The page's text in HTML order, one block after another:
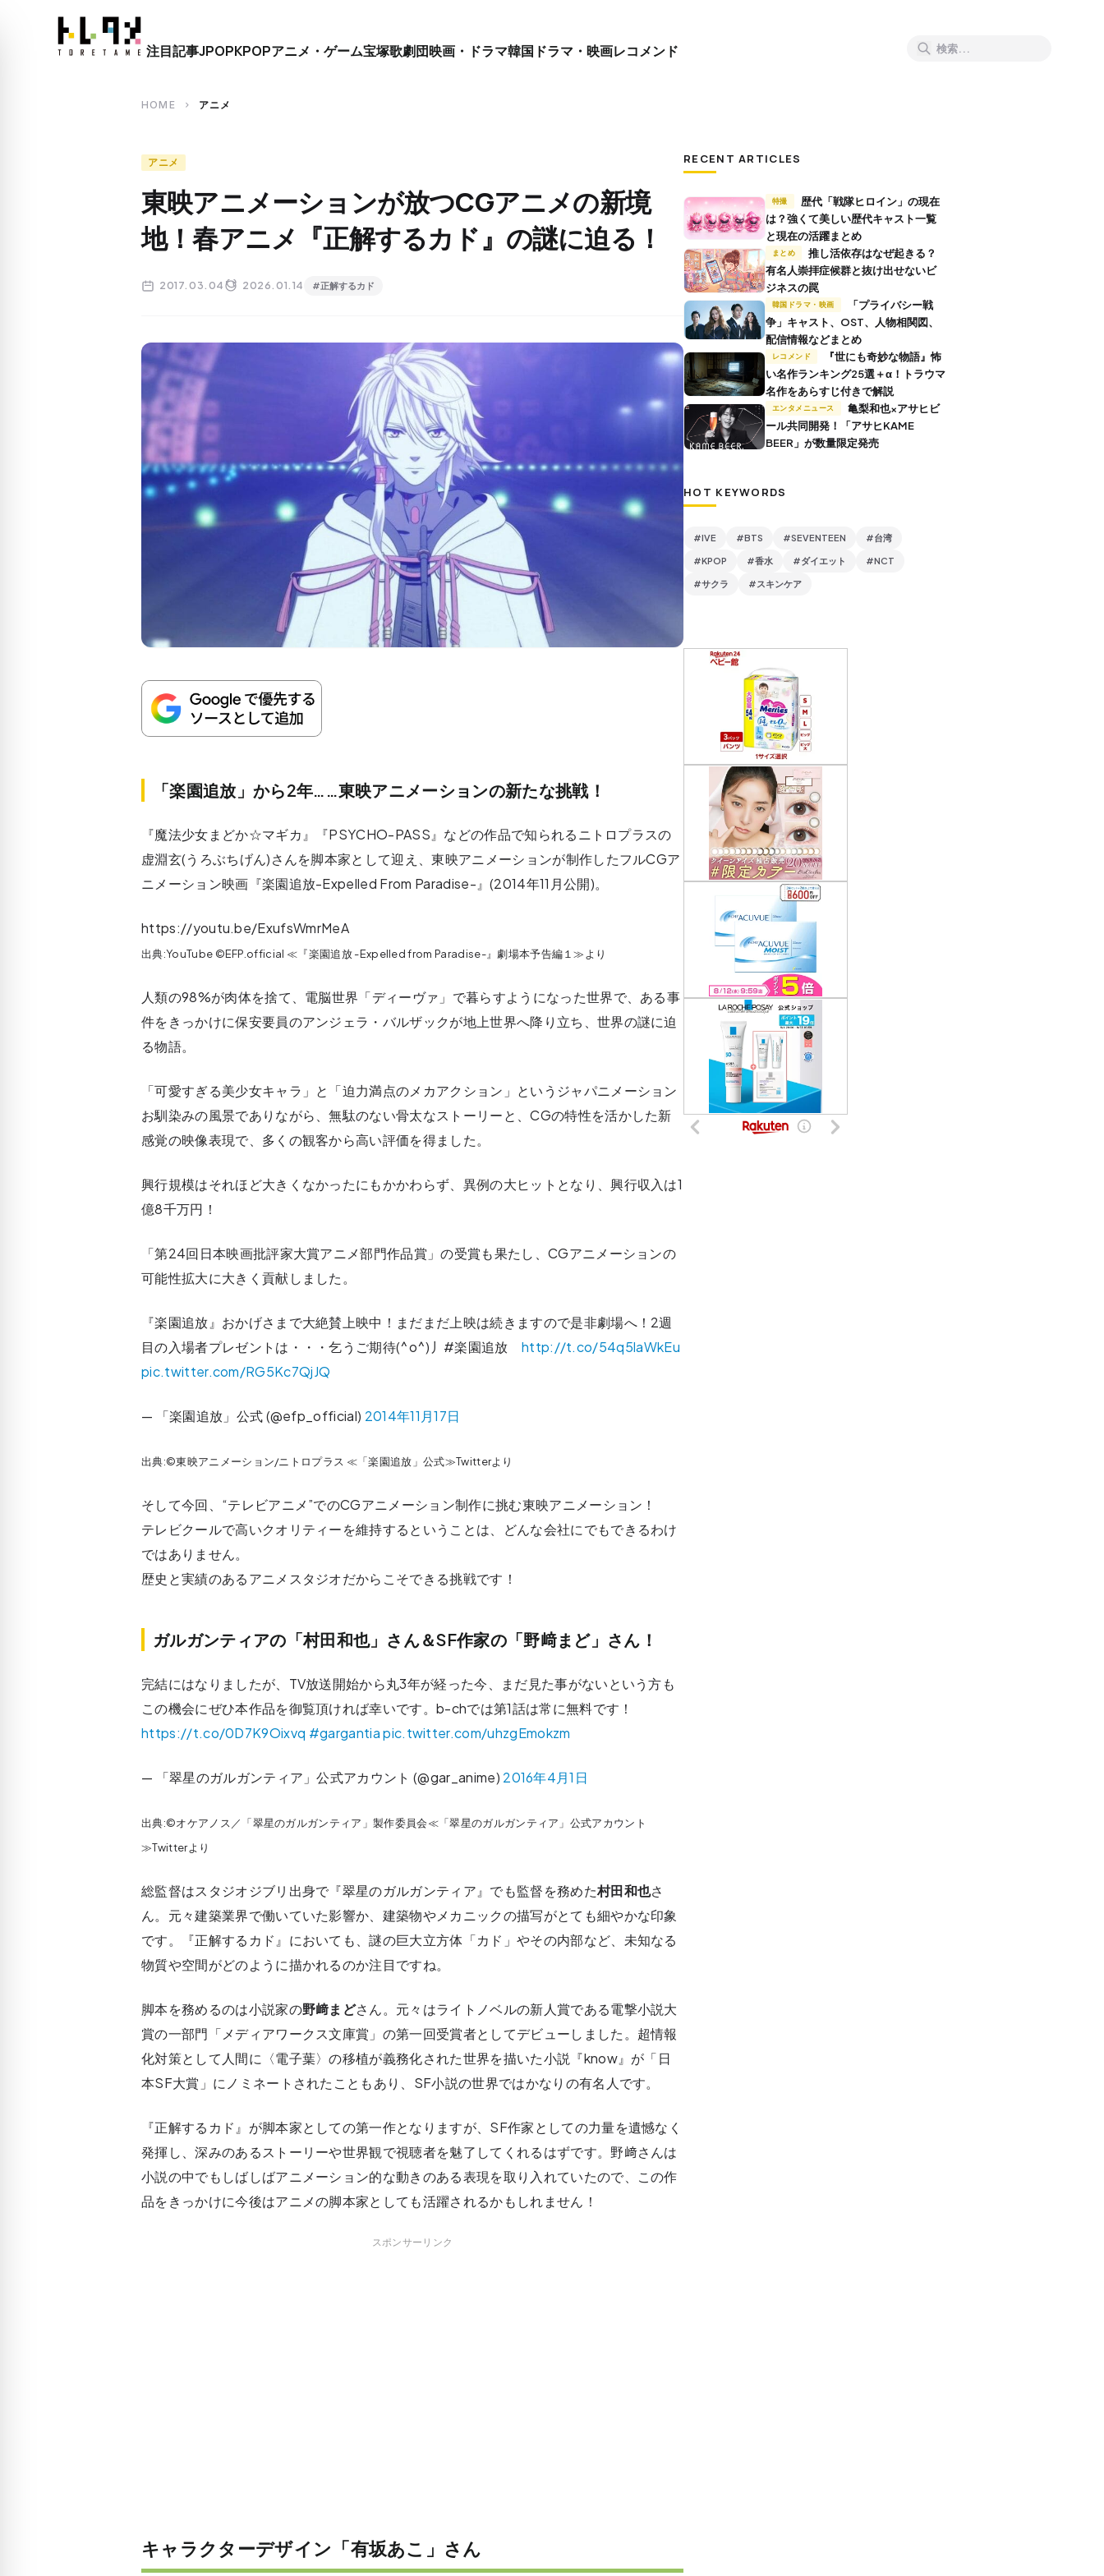
close
注目記事JPOPKPOPアニメ・ゲーム宝塚歌劇団映画・ドラマ韓国ドラマ・映画レコメンド
HOME chevron_right アニメ
アニメ
東映アニメーションが放つCGアニメの新境
地！春アニメ『正解するカド』の謎に迫る！
2017.03.04 2026.01.14 #正解するカド
「楽園追放」から2年……東映アニメーションの新たな挑戦！
『魔法少女まどか☆マギカ』『PSYCHO-PASS』などの作品で知られるニトロプラスの
虚淵玄(うろぶちげん)さんを脚本家として迎え、東映アニメーションが制作したフルCGア
ニメーション映画『楽園追放-Expelled From Paradise-』(2014年11月公開)。
https://youtu.be/ExufsWmrMeA
出典:YouTube ©EFP.official ≪『楽園追放 -Expelled from Paradise-』劇場本予告編１≫より
人類の98%が肉体を捨て、電脳世界「ディーヴァ」で暮らすようになった世界で、ある事
件をきっかけに保安要員のアンジェラ・バルザックが地上世界へ降り立ち、世界の謎に迫
る物語。
「可愛すぎる美少女キャラ」と「迫力満点のメカアクション」というジャパニメーション
お馴染みの風景でありながら、無駄のない骨太なストーリーと、CGの特性を活かした新
感覚の映像表現で、多くの観客から高い評価を得ました。
興行規模はそれほど大きくなかったにもかかわらず、異例の大ヒットとなり、興行収入は1
億8千万円！
「第24回日本映画批評家大賞アニメ部門作品賞」の受賞も果たし、CGアニメーションの
可能性拡大に大きく貢献しました。
『楽園追放』おかげさまで大絶賛上映中！まだまだ上映は続きますので是非劇場へ！2週
目の入場者プレゼントは・・・乞うご期待(^o^)丿#楽園追放 http://t.co/54q5laWkEu
pic.twitter.com/RG5Kc7QjJQ
— 「楽園追放」公式 (@efp_official) 2014年11月17日
出典:©東映アニメーション/ニトロプラス ≪「楽園追放」公式≫Twitterより
そして今回、“テレビアニメ”でのCGアニメーション制作に挑む東映アニメーション！
テレビクールで高いクオリティーを維持するということは、どんな会社にでもできるわけ
ではありません。
歴史と実績のあるアニメスタジオだからこそできる挑戦です！
ガルガンティアの「村田和也」さん＆SF作家の「野﨑まど」さん！
完結にはなりましたが、TV放送開始から丸3年が経った今、まだ見た事がないという方も
この機会にぜひ本作品を御覧頂ければ幸いです。b-chでは第1話は常に無料です！
https://t.co/0D7K9Oixvq #gargantia pic.twitter.com/uhzgEmokzm
— 「翠星のガルガンティア」公式アカウント (@gar_anime) 2016年4月1日
出典:©オケアノス／「翠星のガルガンティア」製作委員会≪「翠星のガルガンティア」公式アカウント
≫Twitterより
総監督はスタジオジブリ出身で『翠星のガルガンティア』でも監督を務めた村田和也さ
ん。元々建築業界で働いていた影響か、建築物やメカニックの描写がとても細やかな印象
です。『正解するカド』においても、謎の巨大立方体「カド」やその内部など、未知なる
物質や空間がどのように描かれるのか注目ですね。
脚本を務めるのは小説家の野﨑まどさん。元々はライトノベルの新人賞である電撃小説大
賞の一部門「メディアワークス文庫賞」の第一回受賞者としてデビューしました。超情報
化対策として人間に〈電子葉〉の移植が義務化された世界を描いた小説『know』が「日
本SF大賞」にノミネートされたこともあり、SF小説の世界ではかなりの有名人です。
『正解するカド』が脚本家としての第一作となりますが、SF作家としての力量を遺憾なく
発揮し、深みのあるストーリーや世界観で視聴者を魅了してくれるはずです。野﨑さんは
小説の中でもしばしばアニメーション的な動きのある表現を取り入れていたので、この作
品をきっかけに今後はアニメの脚本家としても活躍されるかもしれません！
スポンサーリンク
キャラクターデザイン「有坂あこ」さん
RECENT ARTICLES
特撮
は？強くて美しい歴代キャスト一覧
と現在の活躍まとめ
まとめ
推し活依存はなぜ起きる？
有名人崇拝症候群と抜け出せないビ
ジネスの罠
韓国ドラマ・映画
争」キャスト、OST、人物相関図、
配信情報などまとめ
レコメンド
い名作ランキング25選＋α！トラウマ
名作をあらすじ付きで解説
エンタメニュース
ール共同開発！「アサヒKAME
BEER」が数量限定発売
HOT KEYWORDS
#IVE #BTS #SEVENTEEN #台湾
#KPOP #香水 #ダイエット #NCT
#サクラ #スキンケア